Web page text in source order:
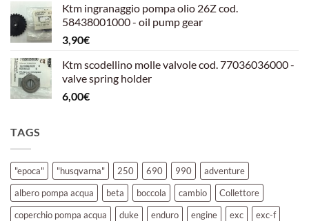
originale
era:
attuale
è:
Ktm ingranaggio pompa olio 26Z cod.
58438001000 - oil pump gear
3,90€
Ktm scodellino molle valvole cod. 77036036000 -
valve spring holder
6,00€
TAGS
"epoca" "husqvarna" 250 690 990
adventure
albero pompa acqua
beta boccola cambio
Collettore
coperchio pompa acqua
duke enduro engine exc
exc-f